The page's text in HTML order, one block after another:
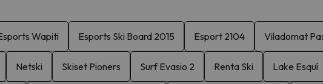
Wapiti Esports Ski Board 2015 Esport 2104 Viladomat
Netski Skiset Pioners Surf Evasio 2 Renta Ski Lake Esquí